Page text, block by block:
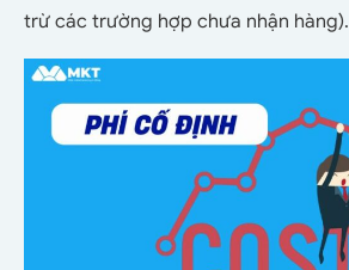
trừ các trường hợp chưa nhận hàng).